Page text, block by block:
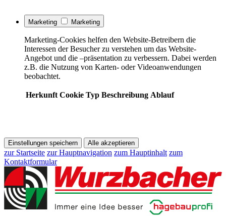
Marketing Marketing
Marketing-Cookies helfen den Website-Betreibern die
Interessen der Besucher zu verstehen um das Website-
Angebot und die –präsentation zu verbessern. Dabei werden
z.B. die Nutzung von Karten- oder Videoanwendungen
beobachtet.
Herkunft Cookie Typ Beschreibung Ablauf
Einstellungen speichern Alle akzeptieren
zur Startseite zur Hauptnavigation zum Hauptinhalt zum
Kontaktformular